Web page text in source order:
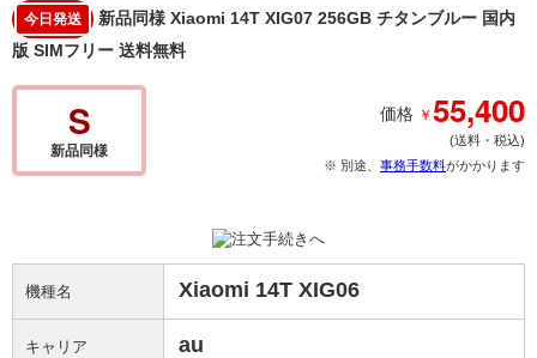
今日発送
新品同様 Xiaomi 14T XIG07 256GB チタンブルー 国内
版 SIMフリー 送料無料
S
新品同様
価格 ￥55,400
(送料・税込)
※ 別途、 事務手数料がかかります
機種名 Xiaomi 14T XIG06
キャリア au